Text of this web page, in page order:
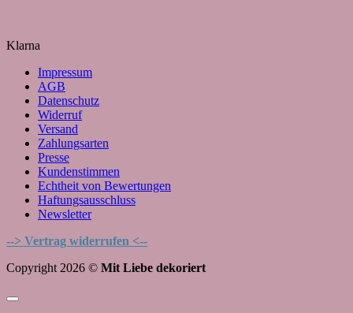
Klarna
Impressum
AGB
Datenschutz
Widerruf
Versand
Zahlungsarten
Presse
Kundenstimmen
Echtheit von Bewertungen
Haftungsausschluss
Newsletter
--> Vertrag widerrufen <--
Copyright 2026 © Mit Liebe dekoriert